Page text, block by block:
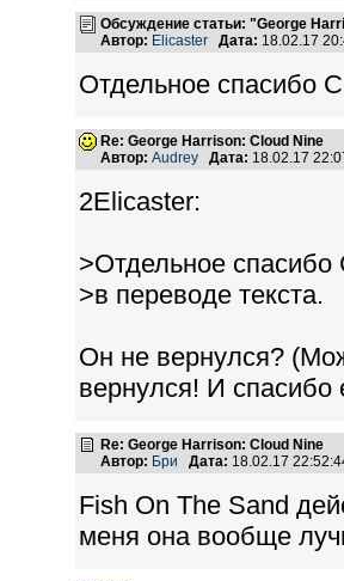
Обсуждение статьи: "George
Автор: Elicaster Дата: 18.02.17
Отдельное спасибо
Re: George Harrison: Cloud Nine
Автор: Audrey Дата: 18.02.17
2Elicaster:
>Отдельное
>в переводе текста.
Он не вернулся?
вернулся! И
Re: George Harrison: Cloud Nine
Автор: Бри Дата: 18.02.17
Fish On The Sand
меня она вообще